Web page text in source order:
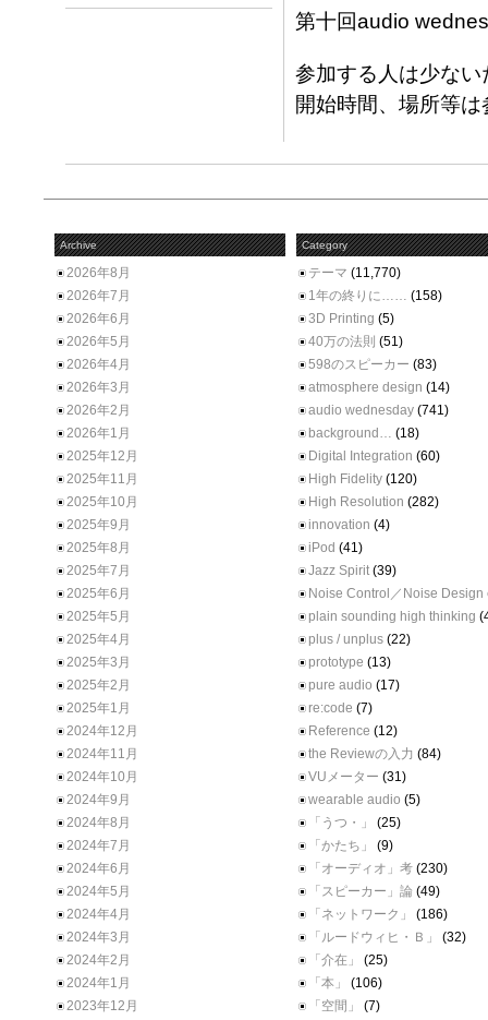
第十回audio
参加する人は少な
開始時間、場所等
Archive
2026年8月
2026年7月
2026年6月
2026年5月
2026年4月
2026年3月
2026年2月
2026年1月
2025年12月
2025年11月
2025年10月
2025年9月
2025年8月
2025年7月
2025年6月
2025年5月
2025年4月
2025年3月
2025年2月
2025年1月
2024年12月
2024年11月
2024年10月
2024年9月
2024年8月
2024年7月
2024年6月
2024年5月
2024年4月
2024年3月
2024年2月
2024年1月
2023年12月
Category
テーマ (11,770)
1年の終りに…… (158)
3D Printing (5)
40万の法則 (51)
598のスピーカー (83)
atmosphere design (14)
audio wednesday (741)
background… (18)
Digital Integration (60)
High Fidelity (120)
High Resolution (282)
innovation (4)
iPod (41)
Jazz Spirit (39)
Noise Control／Noise Design
plain sounding high thinking
plus / unplus (22)
prototype (13)
pure audio (17)
re:code (7)
Reference (12)
the Reviewの入力 (84)
VUメーター (31)
wearable audio (5)
「うつ・」
(25)
「かたち」
(9)
「オーディオ」考 (230)
「スピーカー」論 (49)
「ネットワーク」
(186)
「ルードウィヒ・Ｂ」
(32)
「介在」
(25)
「本」
(106)
「空間」
(7)